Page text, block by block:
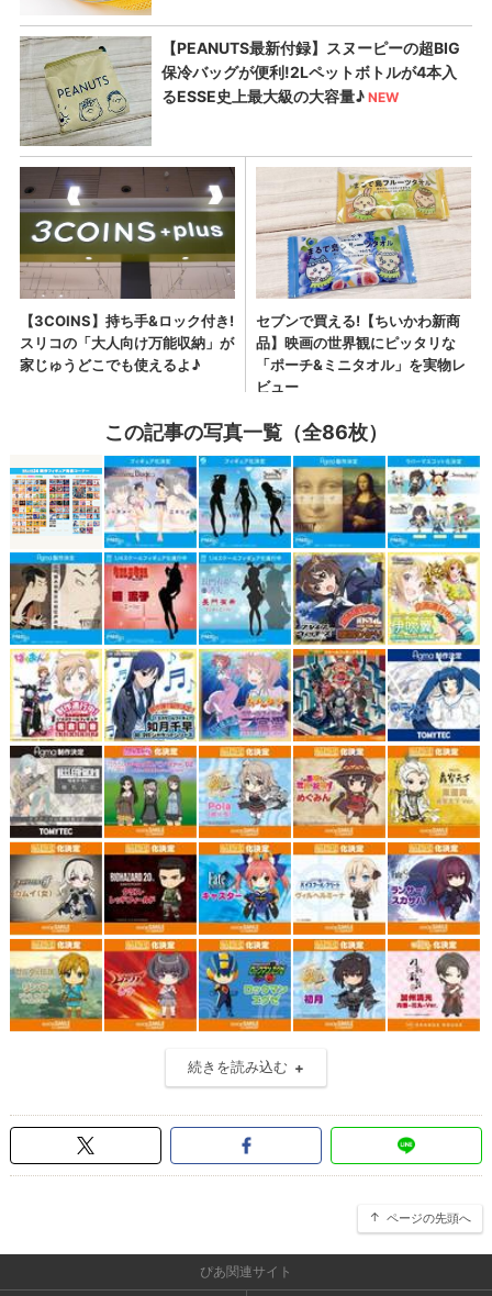
この記事の写真一覧（全86枚）
続きを読み込む
ページの先頭へ
ぴあ関連サイト